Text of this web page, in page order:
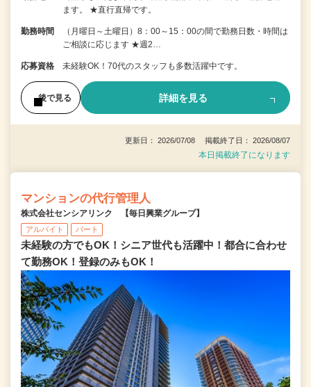
ます。 ★直行直帰です。
勤務時間
（月曜日～土曜日）8：00～15：00の間で勤務日数・時間は
ご相談に応じます ★週2…
応募資格 未経験OK！70代のスタッフも多数活躍中です。
後で見る 詳細を見る
更新日： 2026/07/08 掲載終了日： 2026/08/07
本日掲載終了になります
マンションの代行管理人
株式会社センシアリンク 【毎日興業グループ】
アルバイト パート
未経験の方でもOK！シニア世代も活躍中！都合に合わせ
て勤務OK！登録のみもOK！